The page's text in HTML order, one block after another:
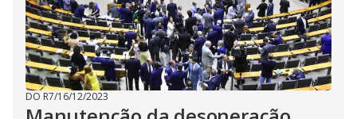
DO R7/16/12/2023